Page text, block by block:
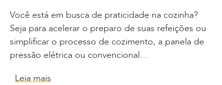
Você está em busca de praticidade na cozinha?
Seja para acelerar o preparo de suas refeições ou
simplificar o processo de cozimento, a panela de
pressão elétrica ou convencional…
Leia mais